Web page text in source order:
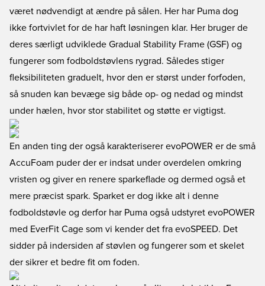
været nødvendigt at ændre på sålen. Her har Puma dog
ikke fortvivlet for de har haft løsningen klar. Her bruger de
deres særligt udviklede Gradual Stability Frame (GSF) og
fungerer som fodboldstøvlens rygrad. Således stiger
fleksibiliteten graduelt, hvor den er størst under forfoden,
så snuden kan bevæge sig både op- og nedad og mindst
under hælen, hvor stor stabilitet og støtte er vigtigst.
En anden ting der også karakteriserer evoPOWER er de små
AccuFoam puder der er indsat under overdelen omkring
vristen og giver en renere sparkeflade og dermed også et
mere præcist spark. Sparket er dog ikke alt i denne
fodboldstøvle og derfor har Puma også udstyret evoPOWER
med EverFit Cage som vi kender det fra evoSPEED. Det
sidder på indersiden af støvlen og fungerer som et skelet
der sikrer et bedre fit om foden.